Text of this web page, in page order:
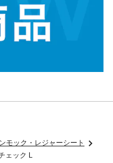
モック・レジャーシート
ェック L